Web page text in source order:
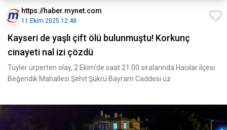
https://haber.mynet.com
11 Ekim 2025 12:48
Kayseri de yaşlı çift ölü bulunmuştu! Korkunç
cinayeti nal izi çözdü
Tüyler ürperten olay, 2 Ekim’de saat 21.00 sıralarında Hacılar ilçesi
Beğendik Mahallesi Şehit Şükrü Bayram Caddesi üz